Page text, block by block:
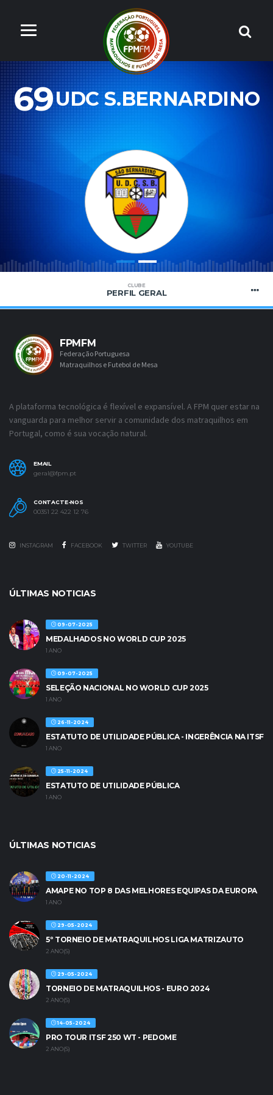
69UDC S.BERNARDINO
CLUBE
PERFIL GERAL
FPMFM
Federação Portuguesa
Matraquilhos e Futebol de Mesa
A plataforma tecnológica é flexível e expansível. A FPM quer estar na
vanguarda para melhor servir a comunidade dos matraquilhos em
Portugal, como é sua vocação natural.
EMAIL
geral@fpm.pt
CONTACTE-NOS
00351 22 422 12 76
INSTAGRAM FACEBOOK TWITTER YOUTUBE
ÚLTIMAS NOTICIAS
09-07-2025
MEDALHADOS NO WORLD CUP 2025
1 ANO
09-07-2025
SELEÇÃO NACIONAL NO WORLD CUP 2025
1 ANO
26-11-2024
ESTATUTO DE UTILIDADE PÚBLICA - INGERÊNCIA NA ITSF
1 ANO
25-11-2024
ESTATUTO DE UTILIDADE PÚBLICA
1 ANO
ÚLTIMAS NOTICIAS
20-11-2024
AMAPE NO TOP 8 DAS MELHORES EQUIPAS DA EUROPA
1 ANO
29-05-2024
5º TORNEIO DE MATRAQUILHOS LIGA MATRIZAUTO
2 ANO(S)
29-05-2024
TORNEIO DE MATRAQUILHOS - EURO 2024
2 ANO(S)
14-05-2024
PRO TOUR ITSF 250 WT - PEDOME
2 ANO(S)